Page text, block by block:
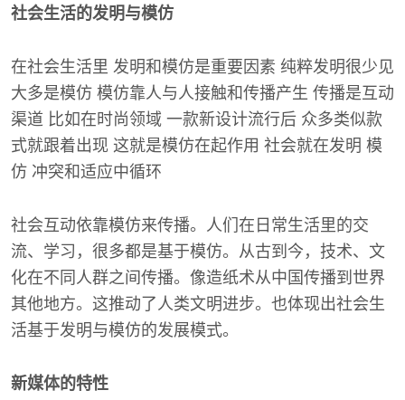
社会生活的发明与模仿
在社会生活里 发明和模仿是重要因素 纯粹发明很少见
大多是模仿 模仿靠人与人接触和传播产生 传播是互动
渠道 比如在时尚领域 一款新设计流行后 众多类似款
式就跟着出现 这就是模仿在起作用 社会就在发明 模
仿 冲突和适应中循环
社会互动依靠模仿来传播。人们在日常生活里的交
流、学习，很多都是基于模仿。从古到今，技术、文
化在不同人群之间传播。像造纸术从中国传播到世界
其他地方。这推动了人类文明进步。也体现出社会生
活基于发明与模仿的发展模式。
新媒体的特性